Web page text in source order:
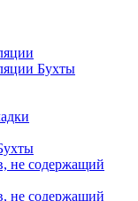
Бухты
не содержащий
не содержащий